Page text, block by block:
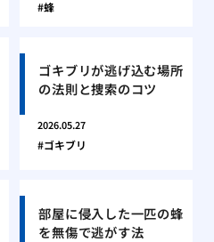
蜂
ゴキブリが逃げ込む場所
の法則と捜索のコツ
2026.05.27
ゴキブリ
部屋に侵入した一匹の蜂
を無傷で逃がす法